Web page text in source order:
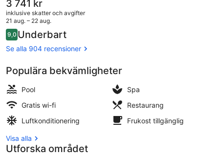
nuvarande
priset
är
3 741 kr
3 741 kr
inklusive skatter och avgifter
21 aug. – 22 aug.
Recensioner
9,09,0 av 10,
Underbart
Se alla 904 recensioner
Populära bekvämligheter
Pool
Spa
Gratis wi-fi
Restaurang
Luftkonditionering
Frukost tillgänglig
Visa alla
Utforska området